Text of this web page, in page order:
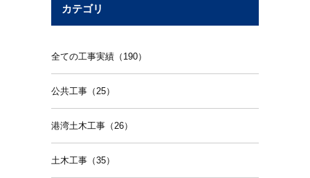
カテゴリ
全ての工事実績（190）
公共工事（25）
港湾土木工事（26）
土木工事（35）